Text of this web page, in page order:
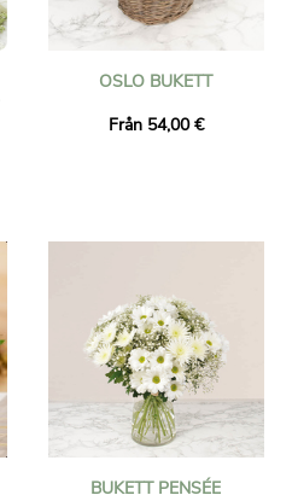
OSLO BUKETT
Från 54,00 €
BUKETT PENSÉE